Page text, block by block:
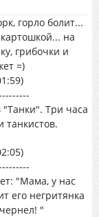
горло болит...
на
грибочки и
=)
Три часа
"Мама, у нас
его негритянка
"